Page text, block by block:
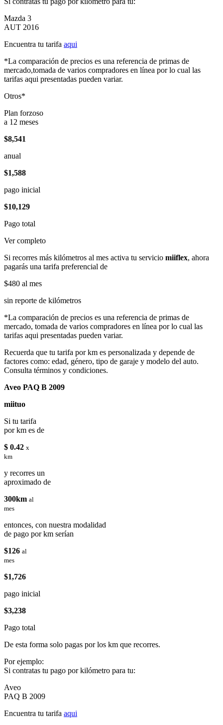
Mazda 3
AUT 2016
Encuentra tu tarifa aqui
*La comparación de precios es una referencia de primas de
mercado,tomada de varios compradores en línea por lo cual las
tarifas aqui presentadas pueden variar.
Otros*
Plan forzoso
a 12 meses
$8,541
anual
$1,588
pago inicial
$10,129
Pago total
Ver completo
Si recorres más kilómetros al mes activa tu servicio miiflex, ahora
pagarás una tarifa preferencial de
$480 al mes
sin reporte de kilómetros
*La comparación de precios es una referencia de primas de
mercado, tomada de varios compradores en línea por lo cual las
tarifas aqui presentadas pueden variar.
Recuerda que tu tarifa por km es personalizada y depende de
factores como: edad, género, tipo de garaje y modelo del auto.
Consulta términos y condiciones.
Aveo PAQ B 2009
miituo
Si tu tarifa
por km es de
$ 0.42 x
km
y recorres un
aproximado de
300km al
mes
entonces, con nuestra modalidad
de pago por km serían
$126 al
mes
$1,726
pago inicial
$3,238
Pago total
De esta forma solo pagas por los km que recorres.
Por ejemplo:
Si contratas tu pago por kilómetro para tu:
Aveo
PAQ B 2009
Encuentra tu tarifa aqui